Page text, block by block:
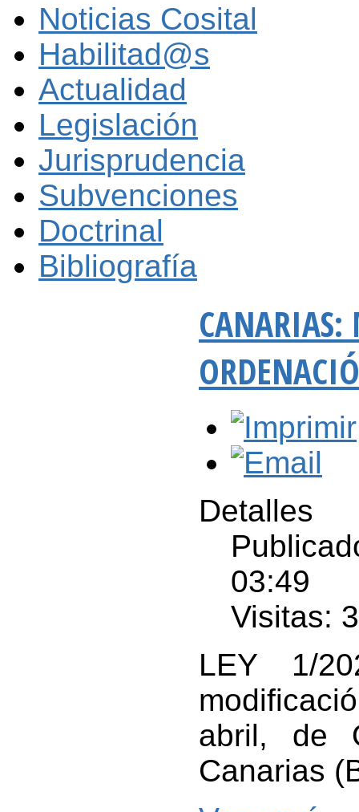
Noticias Cosital
Habilitad@s
Actualidad
Legislación
Jurisprudencia
Subvenciones
Doctrinal
Bibliografía
CANARIAS:
Detalles
03:49
Visitas:
LEY 1/
abril, de
Canarias